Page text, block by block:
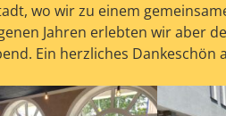
wo wir zu einem
Jahren erlebten wir aber
Ein herzliches Dankeschön